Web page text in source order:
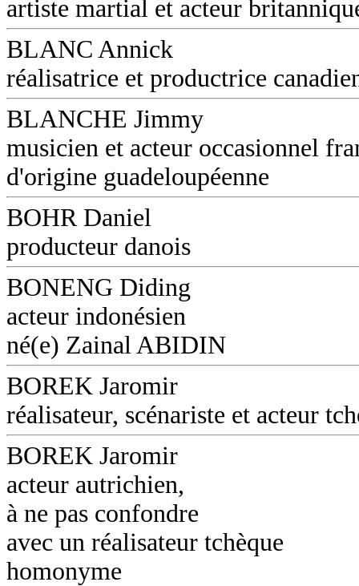
artiste martial et acteur
BLANC Annick
réalisatrice et productrice
BLANCHE Jimmy
musicien et acteur occasionnel
d'origine guadeloupéenne
BOHR Daniel
producteur danois
BONENG Diding
acteur indonésien
né(e) Zainal ABIDIN
BOREK Jaromir
réalisateur, scénariste et acteur
BOREK Jaromir
acteur autrichien,
à ne pas confondre
avec un réalisateur tchèque
homonyme